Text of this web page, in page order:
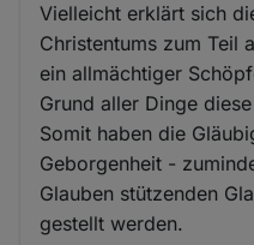
Vielleicht erklärt sich
Christentums zum Teil
ein allmächtiger
Grund aller Dinge
Somit haben die
Geborgenheit -
Glauben stützenden
gestellt werden.